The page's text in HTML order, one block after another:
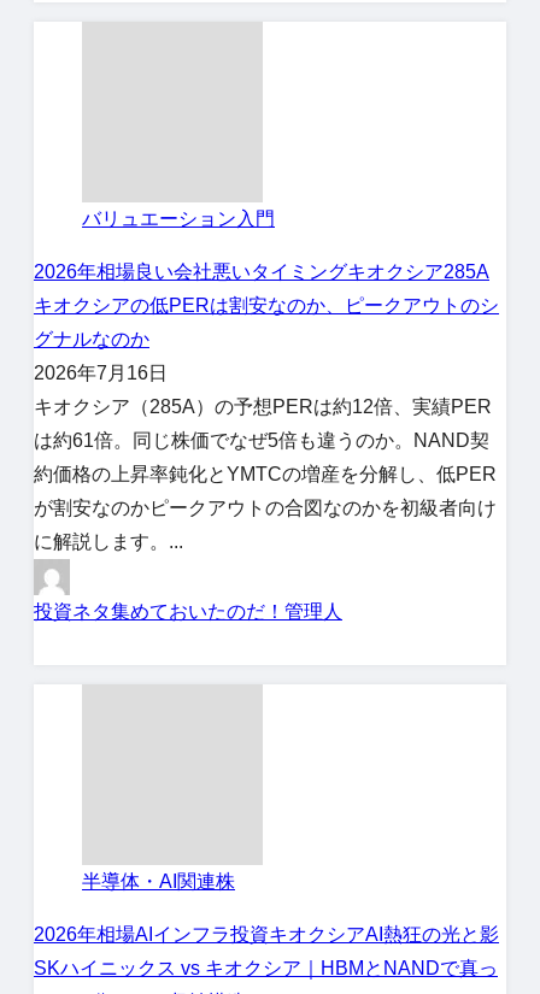
バリュエーション入門
2026年相場良い会社悪いタイミングキオクシア285A
キオクシアの低PERは割安なのか、ピークアウトのシ
グナルなのか
2026年7月16日
キオクシア（285A）の予想PERは約12倍、実績PER
は約61倍。同じ株価でなぜ5倍も違うのか。NAND契
約価格の上昇率鈍化とYMTCの増産を分解し、低PER
が割安なのかピークアウトの合図なのかを初級者向け
に解説します。...
投資ネタ集めておいたのだ！管理人
半導体・AI関連株
2026年相場AIインフラ投資キオクシアAI熱狂の光と影
SKハイニックス vs キオクシア｜HBMとNANDで真っ